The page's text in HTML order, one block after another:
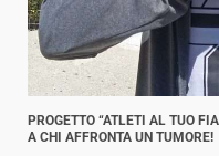
PROGETTO “ATLETI AL TUO
A CHI AFFRONTA UN TUMORE!